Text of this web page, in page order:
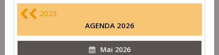
2023
AGENDA 2026
Mai 2026